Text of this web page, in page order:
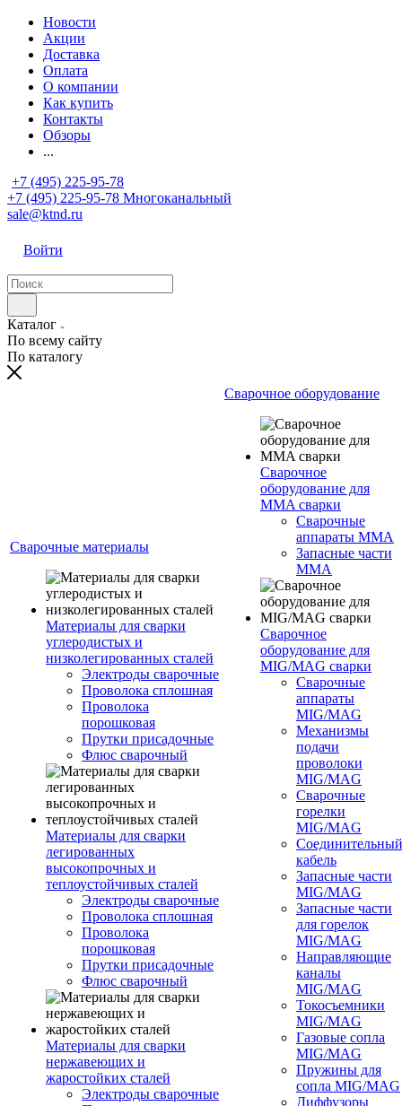
Новости
Акции
Доставка
Оплата
О компании
Как купить
Контакты
Обзоры
...
+7 (495) 225-95-78
+7 (495) 225-95-78 Многоканальный
sale@ktnd.ru
Войти
Каталог
По всему сайту
По каталогу
Сварочные материалы
Материалы для сварки
углеродистых и
низколегированных сталей
Электроды сварочные
Проволока сплошная
Проволока
порошковая
Прутки присадочные
Флюс сварочный
Материалы для сварки
легированных
высокопрочных и
теплоустойчивых сталей
Электроды сварочные
Проволока сплошная
Проволока
порошковая
Прутки присадочные
Флюс сварочный
Материалы для сварки
нержавеющих и
жаростойких сталей
Электроды сварочные
Сварочное оборудование
Сварочное
оборудование для
MMA сварки
Сварочные
аппараты MMA
Запасные части
MMA
Сварочное
оборудование для
MIG/MAG сварки
Сварочные
аппараты
MIG/MAG
Механизмы
подачи
проволоки
MIG/MAG
Сварочные
горелки
MIG/MAG
Соединительный
кабель
Запасные части
MIG/MAG
Запасные части
для горелок
MIG/MAG
Направляющие
каналы
MIG/MAG
Токосъемники
MIG/MAG
Газовые сопла
MIG/MAG
Пружины для
сопла MIG/MAG
Диффузоры